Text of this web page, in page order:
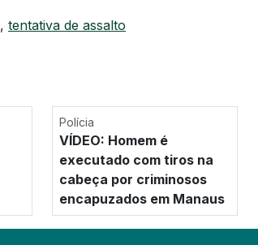
, tentativa de assalto
Polícia
VÍDEO: Homem é
executado com tiros na
cabeça por criminosos
encapuzados em Manaus